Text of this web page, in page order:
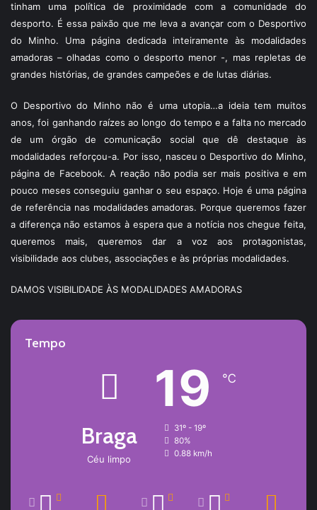
tinham uma política de proximidade com a comunidade do
desporto. É essa paixão que me leva a avançar com o Desportivo
do Minho. Uma página dedicada inteiramente às modalidades
amadoras – olhadas como o desporto menor -, mas repletas de
grandes histórias, de grandes campeões e de lutas diárias.
O Desportivo do Minho não é uma utopia…a ideia tem muitos
anos, foi ganhando raízes ao longo do tempo e a falta no mercado
de um órgão de comunicação social que dê destaque às
modalidades reforçou-a. Por isso, nasceu o Desportivo do Minho,
página de Facebook. A reação não podia ser mais positiva e em
pouco meses conseguiu ganhar o seu espaço. Hoje é uma página
de referência nas modalidades amadoras. Porque queremos fazer
a diferença não estamos à espera que a notícia nos chegue feita,
queremos mais, queremos dar a voz aos protagonistas,
visibilidade aos clubes, associações e às próprias modalidades.
DAMOS VISIBILIDADE ÀS MODALIDADES AMADORAS
Tempo
Braga
Céu limpo
19 ℃
31º - 19º
80%
0.88 km/h